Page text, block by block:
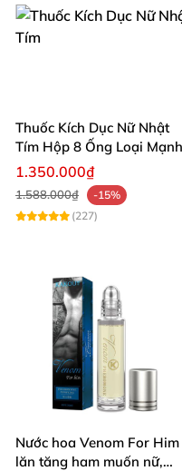
Thuốc Kích Dục Nữ Nhật
Tím Hộp 8 Ống Loại Mạnh
1.350.000₫
1.588.000₫
-15%
(227)
Nước hoa Venom For Him
lăn tăng ham muốn nữ,